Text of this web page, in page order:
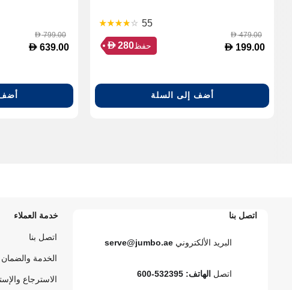
55
D479.00
D 199.00 حفظ D 280
أضف إلى السلة
D799.00
D 639.00
اتصل بنا
البريد الألكتروني serve@jumbo.ae
اتصلالهاتف: 532395-600
خدمة العملاء
اتصل بنا
الخدمة والضمان
الاسترجاع